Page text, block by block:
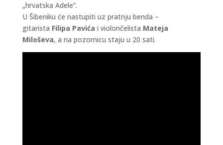
„hrvatska Adele”.
U Šibeniku će nastupiti uz pratnju benda –
gitarista Filipa Pavića i violončelista Mateja
Miloševa, a na pozornicu staju u 20 sati.